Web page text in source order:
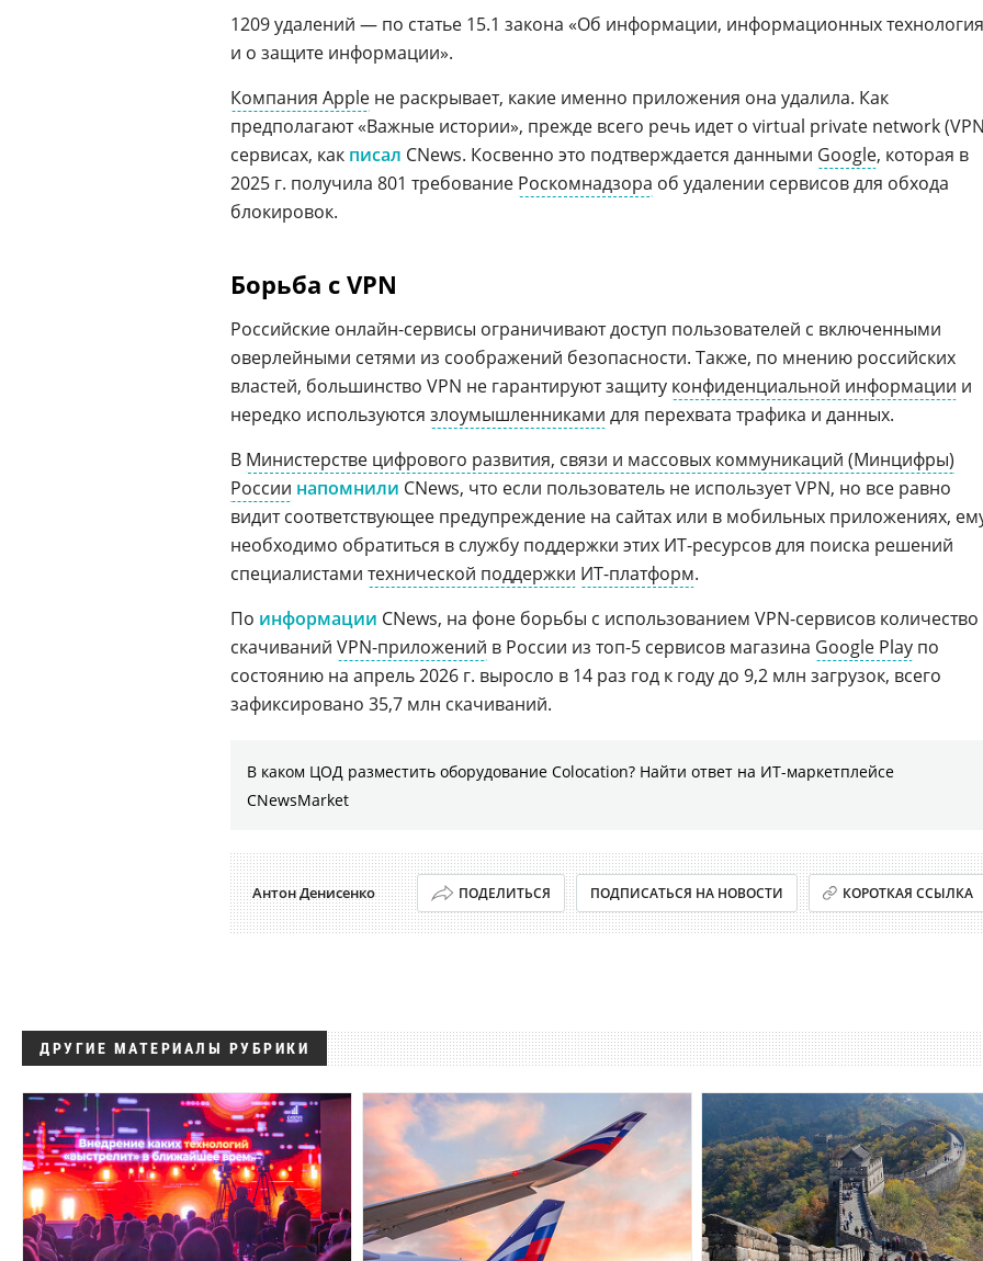
1209 удалений — по статье 15.1 закона «Об информации, информационных
и о защите информации».
Компания Apple не раскрывает, какие именно приложения она удалила. Как
предполагают «Важные истории», прежде всего речь идет о virtual private network
сервисах, как писал CNews. Косвенно это подтверждается данными Google, которая в
2025 г. получила 801 требование Роскомнадзора об удалении сервисов для обхода
блокировок.
Борьба с VPN
Российские онлайн-сервисы ограничивают доступ пользователей с включенными
оверлейными сетями из соображений безопасности. Также, по мнению российских
властей, большинство VPN не гарантируют защиту конфиденциальной информации и
нередко используются злоумышленниками для перехвата трафика и данных.
В Министерстве цифрового развития, связи и массовых коммуникаций (Минцифры)
России напомнили CNews, что если пользователь не использует VPN, но все равно
видит соответствующее предупреждение на сайтах или в мобильных приложениях,
необходимо обратиться в службу поддержки этих ИТ-ресурсов для поиска решений
специалистами технической поддержки ИТ-платформ.
По информации CNews, на фоне борьбы с использованием VPN-сервисов количество
скачиваний VPN-приложений в России из топ-5 сервисов магазина Google Play по
состоянию на апрель 2026 г. выросло в 14 раз год к году до 9,2 млн загрузок, всего
зафиксировано 35,7 млн скачиваний.
В каком ЦОД разместить оборудование Colocation? Найти ответ на ИТ-маркетплейсе
CNewsMarket
Антон Денисенко ПОДЕЛИТЬСЯ ПОДПИСАТЬСЯ НА НОВОСТИ КОРОТКАЯ ССЫЛКА
ДРУГИЕ МАТЕРИАЛЫ РУБРИКИ